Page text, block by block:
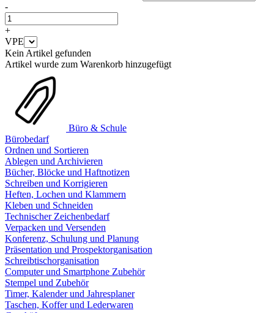
-
+
VPE
Kein Artikel gefunden
Artikel wurde zum Warenkorb hinzugefügt
Büro & Schule
Bürobedarf
Ordnen und Sortieren
Ablegen und Archivieren
Bücher, Blöcke und Haftnotizen
Schreiben und Korrigieren
Heften, Lochen und Klammern
Kleben und Schneiden
Technischer Zeichenbedarf
Verpacken und Versenden
Konferenz, Schulung und Planung
Präsentation und Prospektorganisation
Schreibtischorganisation
Computer und Smartphone Zubehör
Stempel und Zubehör
Timer, Kalender und Jahresplaner
Taschen, Koffer und Lederwaren